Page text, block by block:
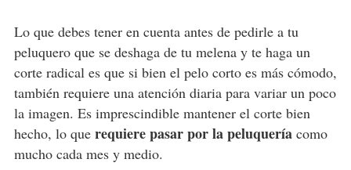
Lo que debes tener en cuenta antes de pedirle a tu
peluquero que se deshaga de tu melena y te haga un
corte radical es que si bien el pelo corto es más cómodo,
también requiere una atención diaria para variar un poco
la imagen. Es imprescindible mantener el corte bien
hecho, lo que requiere pasar por la peluqueríacomo
mucho cada mes y medio.